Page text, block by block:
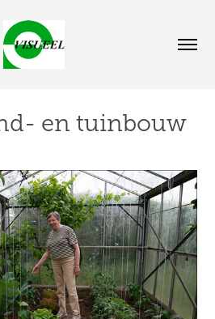
en tuinbouw